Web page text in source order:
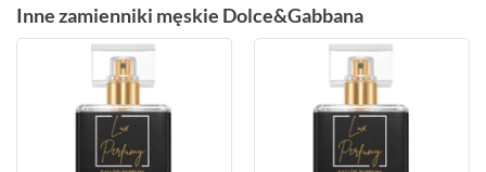
Inne zamienniki męskie Dolce&Gabbana